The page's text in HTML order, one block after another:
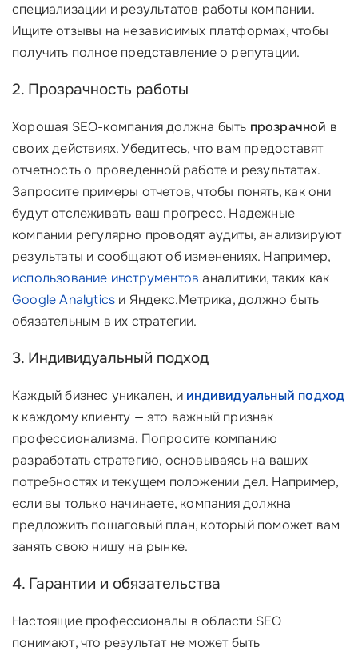
специализации и результатов работы компании.
Ищите отзывы на независимых платформах, чтобы
получить полное представление о репутации.
2. Прозрачность работы
Хорошая SEO-компания должна быть прозрачной в
своих действиях. Убедитесь, что вам предоставят
отчетность о проведенной работе и результатах.
Запросите примеры отчетов, чтобы понять, как они
будут отслеживать ваш прогресс. Надежные
компании регулярно проводят аудиты, анализируют
результаты и сообщают об изменениях. Например,
использование инструментов аналитики, таких как
Google Analytics и Яндекс.Метрика, должно быть
обязательным в их стратегии.
3. Индивидуальный подход
Каждый бизнес уникален, и индивидуальный подход
к каждому клиенту — это важный признак
профессионализма. Попросите компанию
разработать стратегию, основываясь на ваших
потребностях и текущем положении дел. Например,
если вы только начинаете, компания должна
предложить пошаговый план, который поможет вам
занять свою нишу на рынке.
4. Гарантии и обязательства
Настоящие профессионалы в области SEO
понимают, что результат не может быть